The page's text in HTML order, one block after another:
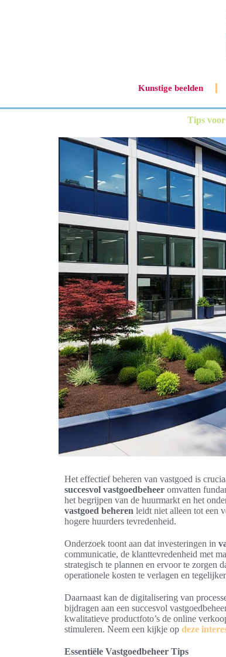
Kunstige beelden
Tips voor
Het effectief beheren van vastgoed is
succesvol vastgoedbeheer omvatten
het begrijpen van de huurmarkt en het
vastgoed beheren leidt niet alleen tot een
hogere huurders tevredenheid.
Onderzoek toont aan dat investeringen in
communicatie, de klanttevredenheid met
strategisch te plannen en ervoor te zorgen
operationele kosten te verlagen en
Daarnaast kan de digitalisering van
bijdragen aan een succesvol
kwalitatieve productfoto’s de online
stimuleren. Neem een kijkje op deze
Essentiële Vastgoedbeheer Tips